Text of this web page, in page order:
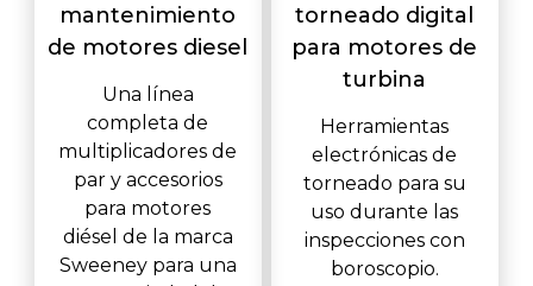
mantenimiento
de motores diesel
Una línea
completa de
multiplicadores de
par y accesorios
para motores
diésel de la marca
Sweeney para una
torneado digital
para motores de
turbina
Herramientas
electrónicas de
torneado para su
uso durante las
inspecciones con
boroscopio.